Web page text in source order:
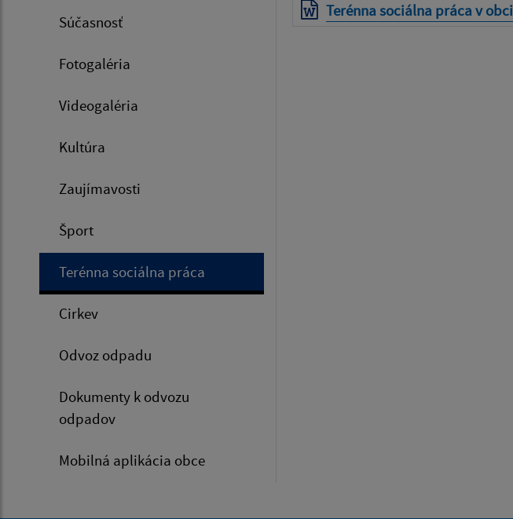
Súčasnosť
Fotogaléria
Videogaléria
Kultúra
Zaujímavosti
Šport
Terénna sociálna práca
Cirkev
Odvoz odpadu
Dokumenty k odvozu
odpadov
Mobilná aplikácia obce
Terénna sociálna práca v obci